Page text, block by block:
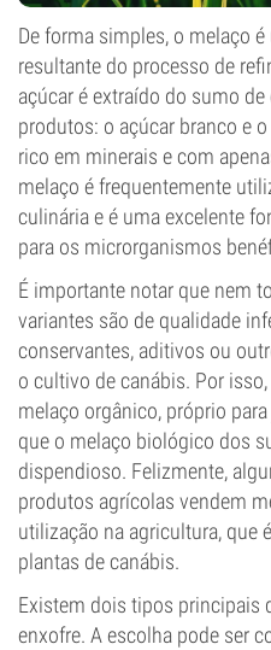
De forma simples, o melaço
resultante do processo de
açúcar é extraído do sumo
produtos: o açúcar branco e
rico em minerais e com
melaço é frequentemente
culinária e é uma excelente
para os microrganismos
É importante notar que nem
variantes são de qualidade
conservantes, aditivos ou
o cultivo de canábis. Por
melaço orgânico, próprio
que o melaço biológico dos
dispendioso. Felizmente,
produtos agrícolas vendem
utilização na agricultura, que
plantas de canábis.
Existem dois tipos principais
enxofre. A escolha pode ser